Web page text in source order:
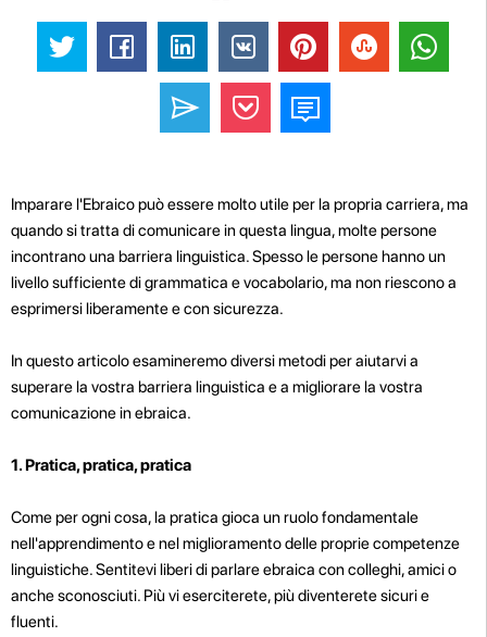
Imparare l'Ebraico può essere molto utile per la propria carriera, ma
quando si tratta di comunicare in questa lingua, molte persone
incontrano una barriera linguistica. Spesso le persone hanno un
livello sufficiente di grammatica e vocabolario, ma non riescono a
esprimersi liberamente e con sicurezza.
In questo articolo esamineremo diversi metodi per aiutarvi a
superare la vostra barriera linguistica e a migliorare la vostra
comunicazione in ebraica.
1. Pratica, pratica, pratica
Come per ogni cosa, la pratica gioca un ruolo fondamentale
nell'apprendimento e nel miglioramento delle proprie competenze
linguistiche. Sentitevi liberi di parlare ebraica con colleghi, amici o
anche sconosciuti. Più vi eserciterete, più diventerete sicuri e
fluenti.